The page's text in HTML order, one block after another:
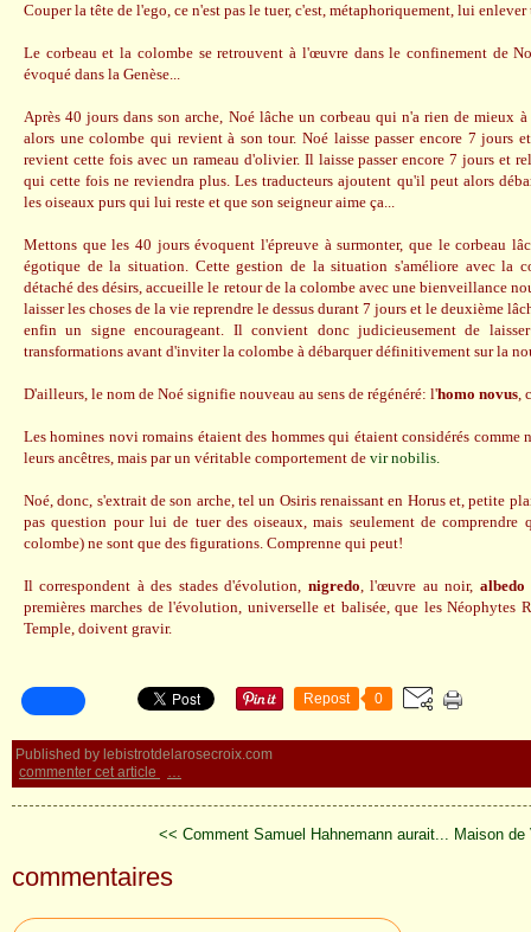
Couper la tête de l'ego, ce n'est pas le tuer, c'est, métaphoriquement, lui
Le corbeau et la colombe se retrouvent à l'œuvre dans le confinement de
évoqué dans la Genèse...
Après 40 jours dans son arche, Noé lâche un corbeau qui n'a rien de mieux
alors une colombe qui revient à son tour. Noé laisse passer encore 7 jours
revient cette fois avec un rameau d'olivier. Il laisse passer encore 7 jours et
qui cette fois ne reviendra plus. Les traducteurs ajoutent qu'il peut alors
les oiseaux purs qui lui reste et que son seigneur aime ça...
Mettons que les 40 jours évoquent l'épreuve à surmonter, que le corbeau
égotique de la situation. Cette gestion de la situation s'améliore avec la
détaché des désirs, accueille le retour de la colombe avec une bienveillance
laisser les choses de la vie reprendre le dessus durant 7 jours et le deuxième
enfin un signe encourageant. Il convient donc judicieusement de
transformations avant d'inviter la colombe à débarquer définitivement sur la
D'ailleurs, le nom de Noé signifie nouveau au sens de régénéré: l'homo novus,
Les homines novi romains étaient des hommes qui étaient considérés comme
leurs ancêtres, mais par un véritable comportement de vir nobilis.
Noé, donc, s'extrait de son arche, tel un Osiris renaissant en Horus et, petite
pas question pour lui de tuer des oiseaux, mais seulement de comprendre
colombe) ne sont que des figurations. Comprenne qui peut!
Il correspondent à des stades d'évolution, nigredo, l'œuvre au noir, albedo
premières marches de l'évolution, universelle et balisée, que les Néophytes
Temple, doivent gravir.
Repost 0
Published by lebistrotdelarosecroix.com
commenter cet article
…
<< Comment Samuel Hahnemann aurait... Maison de
commentaires